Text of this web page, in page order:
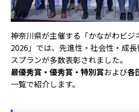
神奈川県が主催する「かながわビジ
2026」では、先進性・社会性・成
スプランが多数表彰されました。
最優秀賞・優秀賞・特別賞および各
一覧で紹介します。